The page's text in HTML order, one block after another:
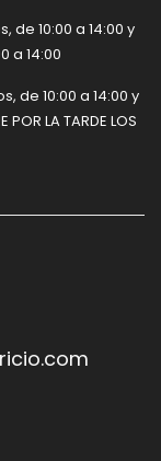
de 10:00 a 14:00 y
a 14:00
de 10:00 a 14:00 y
POR LA TARDE LOS